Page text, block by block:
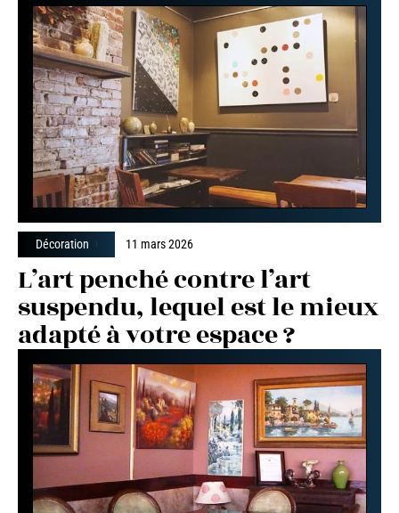
Décoration 11 mars 2026
L’art penché contre l’art
suspendu, lequel est le mieux
adapté à votre espace ?